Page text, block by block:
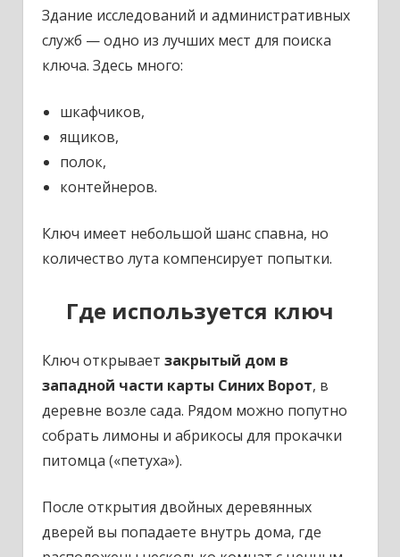
Здание исследований и административных
служб — одно из лучших мест для поиска
ключа. Здесь много:
шкафчиков,
ящиков,
полок,
контейнеров.
Ключ имеет небольшой шанс спавна, но
количество лута компенсирует попытки.
Где используется ключ
Ключ открывает закрытый дом в
западной части карты Синих Ворот, в
деревне возле сада. Рядом можно попутно
собрать лимоны и абрикосы для прокачки
питомца («петуха»).
После открытия двойных деревянных
дверей вы попадаете внутрь дома, где